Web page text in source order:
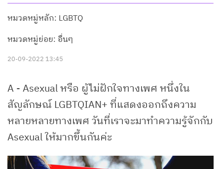
หมวดหมู่หลัก: LGBTQ
หมวดหมู่ย่อย: อื่นๆ
20-09-2022 13:45
A - Asexual หรือ ผู้ไม่ฝักใจทางเพศ หนึ่งใน
สัญลักษณ์ LGBTQIAN+ ที่แสดงออกถึงความ
หลายหลายทางเพศ วันที่เราจะมาทำความรู้จักกับ
Asexual ให้มากขึ้นกันค่ะ